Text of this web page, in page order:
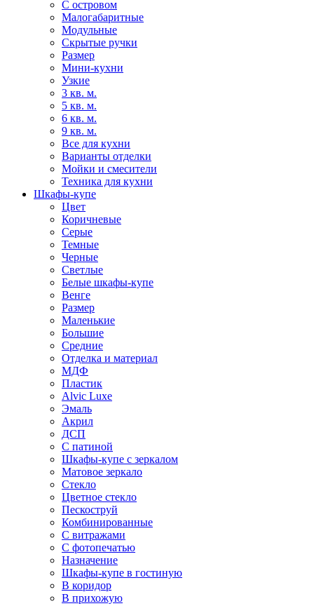
С островом
Малогабаритные
Модульные
Скрытые ручки
Размер
Мини-кухни
Узкие
3 кв. м.
5 кв. м.
6 кв. м.
9 кв. м.
Все для кухни
Варианты отделки
Мойки и смесители
Техника для кухни
Шкафы-купе
Цвет
Коричневые
Серые
Темные
Черные
Светлые
Белые шкафы-купе
Венге
Размер
Маленькие
Большие
Средние
Отделка и материал
МДФ
Пластик
Alvic Luxe
Эмаль
Акрил
ДСП
С патиной
Шкафы-купе с зеркалом
Матовое зеркало
Стекло
Цветное стекло
Пескоструй
Комбинированные
С витражами
С фотопечатью
Назначение
Шкафы-купе в гостиную
В коридор
В прихожую